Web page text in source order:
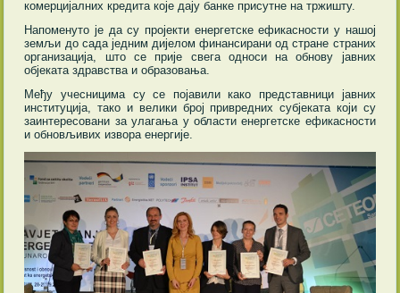
комерцијалних кредита које дају банке присутне на тржишту.
Напоменуто је да су пројекти енергетске ефикасности у нашој
земљи до сада једним дијелом финансирани од стране страних
организација, што се прије свега односи на обнову јавних
објеката здравства и образовања.
Међу учесницима су се појавили како представници јавних
институција, тако и велики број привредних субјеката који су
заинтересовани за улагања у области енергетске ефикасности
и обновљивих извора енергије.